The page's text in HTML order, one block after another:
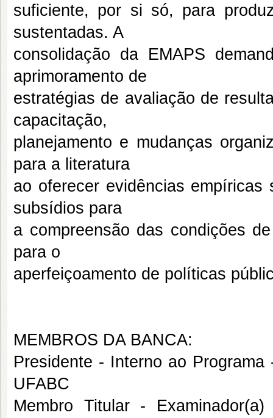
suficiente, por si só, para
sustentadas. A
consolidação da EMAPS
aprimoramento de
estratégias de avaliação de
capacitação,
planejamento e mudanças
para a literatura
ao oferecer evidências empíricas
subsídios para
a compreensão das condições
para o
aperfeiçoamento de políticas
MEMBROS DA BANCA:
Presidente - Interno ao
UFABC
Membro Titular -